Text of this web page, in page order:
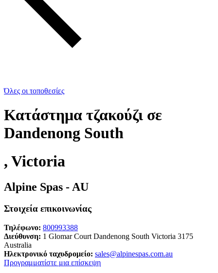
Όλες οι τοποθεσίες
Κατάστημα τζακούζι σε
Dandenong South
, Victoria
Alpine Spas - AU
Στοιχεία επικοινωνίας
Τηλέφωνο: 800993388
Διεύθυνση: 1 Glomar Court Dandenong South Victoria 3175
Australia
Ηλεκτρονικό ταχυδρομείο: sales@alpinespas.com.au
Προγραμματίστε μια επίσκεψη